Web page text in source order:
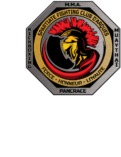
contenu